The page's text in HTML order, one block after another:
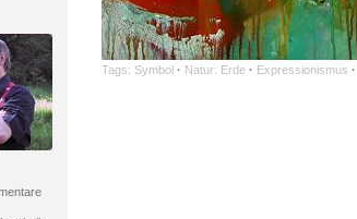
Tags: Symbol · Natur: Erde · Expressionismus ·